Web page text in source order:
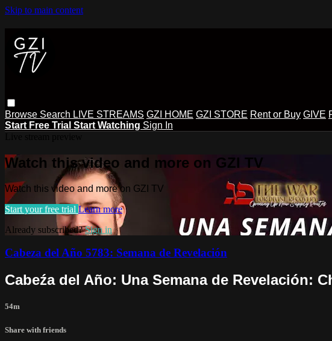
Skip to main content
Browse Search LIVE STREAMS GZI HOME GZI STORE Rent or Buy GIVE
Start Free Trial Start Watching Sign In
Watch this video and more on GZI TV
Watch this video and more on GZI TV
Start your free trial Learn more
Already subscribed?Sign in
Cabeza del Año 5783: Semana de Revelación
Cabeźa del Año: Una Semana de Revelación:
54m
Share with friends